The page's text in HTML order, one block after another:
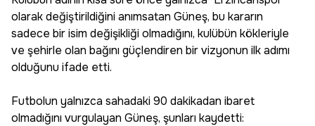
olarak değiştirildiğini anımsatan Güneş, bu kararın
sadece bir isim değişikliği olmadığını, kulübün kökleriyle
ve şehirle olan bağını güçlendiren bir vizyonun ilk adımı
olduğunu ifade etti.
Futbolun yalnızca sahadaki 90 dakikadan ibaret
olmadığını vurgulayan Güneş, şunları kaydetti: